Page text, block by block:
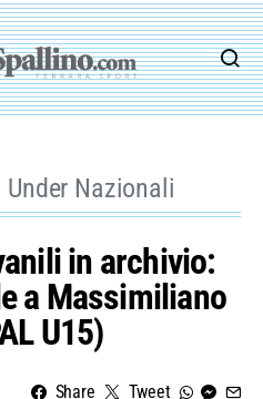
Under Nazionali
in archivio:
a Massimiliano
U15)
Share Tweet